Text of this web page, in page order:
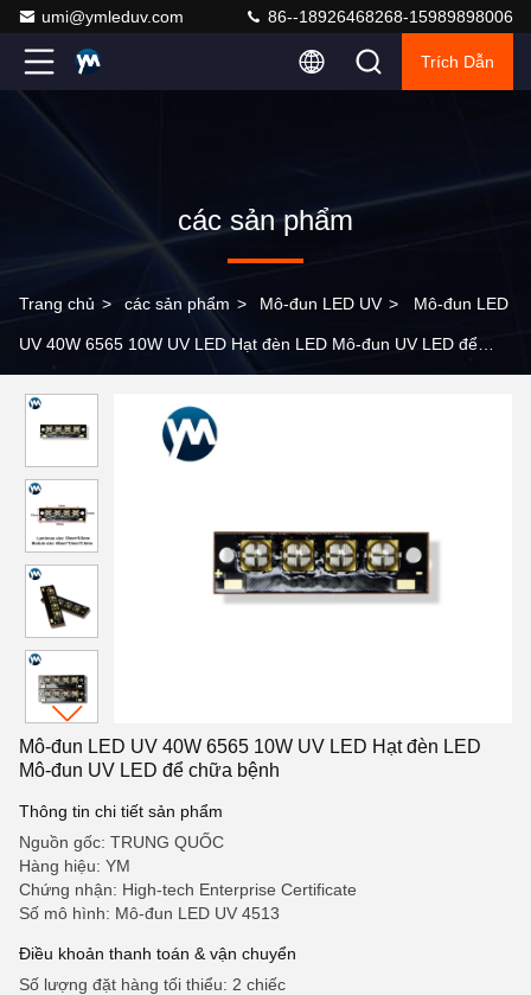
umi@ymleduv.com 86--18926468268-15989898006
Trích Dẫn
các sản phẩm
Trang chủ > các sản phẩm > Mô-đun LED UV > Mô-đun LED
UV 40W 6565 10W UV LED Hạt đèn LED Mô-đun UV LED để
Mô-đun LED UV 40W 6565 10W UV LED Hạt đèn LED
Mô-đun UV LED để chữa bệnh
Thông tin chi tiết sản phẩm
Nguồn gốc: TRUNG QUỐC
Hàng hiệu: YM
Chứng nhận: High-tech Enterprise Certificate
Số mô hình: Mô-đun LED UV 4513
Điều khoản thanh toán & vận chuyển
Số lượng đặt hàng tối thiểu: 2 chiếc